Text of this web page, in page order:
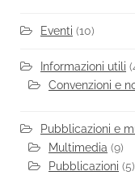
Eventi (10)
Informazioni utili
Convenzioni e
Pubblicazioni e
Multimedia (9)
Pubblicazioni (5)